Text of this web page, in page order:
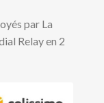
par La
Relay en 2